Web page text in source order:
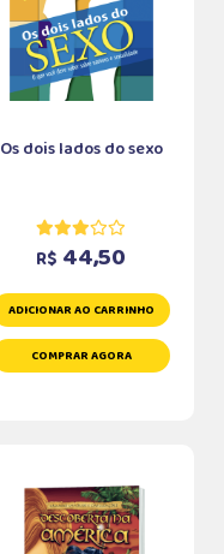
Os dois lados do sexo
R$ 44,50
ADICIONAR AO CARRINHO
COMPRAR AGORA